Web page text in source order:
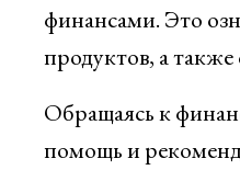
финансами. Это
продуктов, а
Обращаясь к
помощь и